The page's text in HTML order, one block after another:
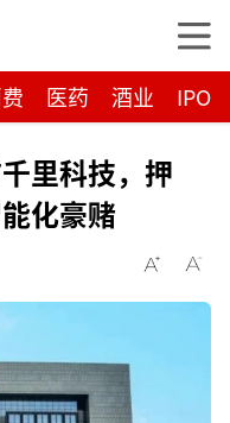
医药 酒业 IPO
里科技，押
化豪赌